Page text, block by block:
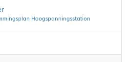
2024
Hoogspanningsstation